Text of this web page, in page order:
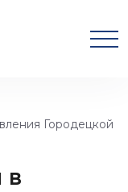
Городецкой
В